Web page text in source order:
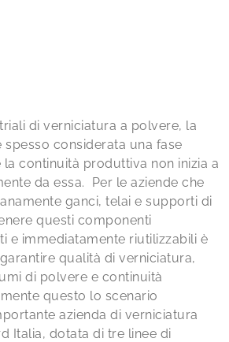
di verniciatura a polvere, la
spesso considerata una fase
la continuità produttiva non inizia a
da essa. Per le aziende che
ganci, telai e supporti di
questi componenti
e immediatamente riutilizzabili è
qualità di verniciatura,
di polvere e continuità
questo lo scenario
azienda di verniciatura
Italia, dotata di tre linee di